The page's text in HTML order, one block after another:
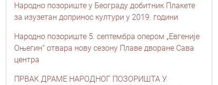
Народно позориште у Београду добитник Плакете
за изузетан допринос култури у 2019. години
Народно позориште 5. септембра опером „Евгеније
Оњегин“ отвара нову сезону Плаве дворане Сава
центра
ПРВАК ДРАМЕ НАРОДНОГ ПОЗОРИШТА У